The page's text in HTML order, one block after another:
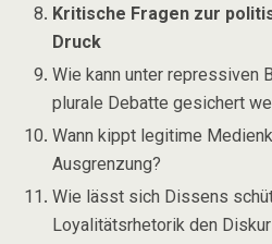
Kritische Fragen zur
Druck
Wie kann unter repressiven
plurale Debatte gesichert
Wann kippt legitime
Ausgrenzung?
Wie lässt sich Dissens
Loyalitätsrhetorik den